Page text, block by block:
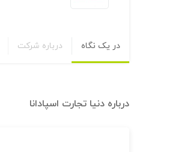
در یک نگاه درباره شرکت
درباره دنیا تجارت اسپادانا